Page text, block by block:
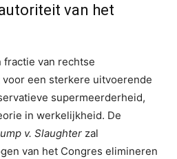
van het
fractie van rechtse
een sterkere uitvoerende
supermeerderheid,
in werkelijkheid. De
v. Slaughter zal
van het Congres elimineren